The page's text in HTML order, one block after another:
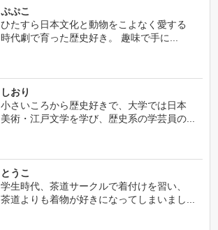
ぷぷこ
ひたすら日本文化と動物をこよなく愛する
時代劇で育った歴史好き。 趣味で手に...
しおり
小さいころから歴史好きで、大学では日本
美術・江戸文学を学び、歴史系の学芸員の...
とうこ
学生時代、茶道サークルで着付けを習い、
茶道よりも着物が好きになってしまいまし...